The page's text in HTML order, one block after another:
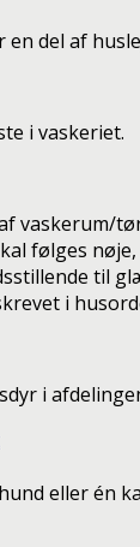
en del af
i vaskeriet.
vaskerum/
følges nøje,
til
i
i
eller én